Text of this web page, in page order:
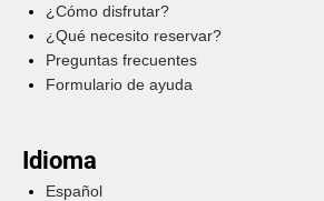
¿Cómo disfrutar?
¿Qué necesito reservar?
Preguntas frecuentes
Formulario de ayuda
Idioma
Español